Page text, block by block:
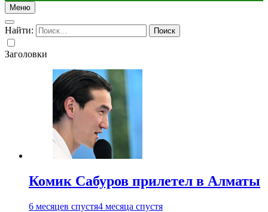
Меню
Найти:
Заголовки
Комик Сабуров прилетел в Алматы
6 месяцев спустя4 месяца спустя